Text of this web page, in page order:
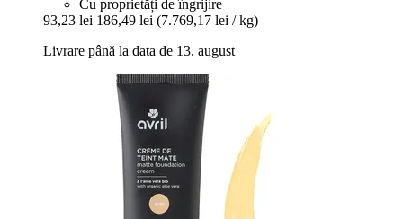
Cu proprietăți de îngrijire
93,23 lei 186,49 lei (7.769,17 lei / kg)
Livrare până la data de 13. august